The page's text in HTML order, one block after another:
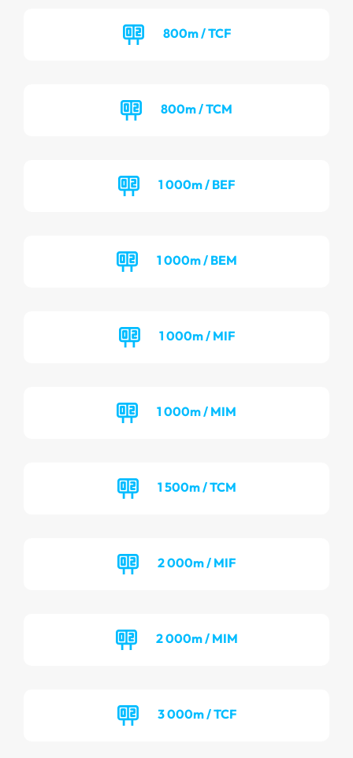
800m / TCF
800m / TCM
1 000m / BEF
1 000m / BEM
1 000m / MIF
1 000m / MIM
1 500m / TCM
2 000m / MIF
2 000m / MIM
3 000m / TCF